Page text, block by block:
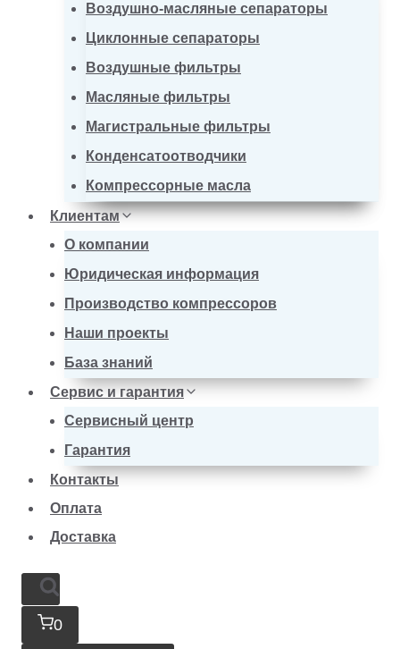
Воздушно-масляные сепараторы
Циклонные сепараторы
Воздушные фильтры
Масляные фильтры
Магистральные фильтры
Конденсатоотводчики
Компрессорные масла
Клиентам
О компании
Юридическая информация
Производство компрессоров
Наши проекты
База знаний
Сервис и гарантия
Сервисный центр
Гарантия
Контакты
Оплата
Доставка
0